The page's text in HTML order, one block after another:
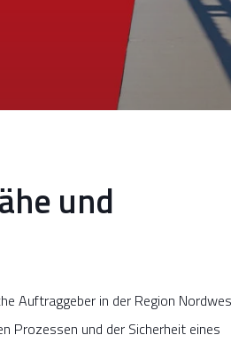
und
Auftraggeber in der Region
Prozessen und der Sicherheit eines